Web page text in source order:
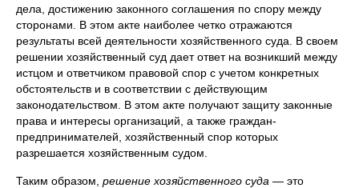
дела, достижению законного соглашения по спору между
сторонами. В этом акте наиболее четко отражаются
результаты всей деятельности хозяйственного суда. В своем
решении хозяйственный суд дает ответ на возникший между
истцом и ответчиком правовой спор с учетом конкретных
обстоятельств и в соответствии с действующим
законодательством. В этом акте получают защиту законные
права и интересы организаций, а также граждан-
предпринимателей, хозяйственный спор которых
разрешается хозяйственным судом.
Таким образом, решение хозяйственного суда — это